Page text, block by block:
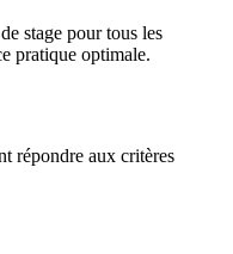
stage pour tous les
pratique optimale.
répondre aux critères